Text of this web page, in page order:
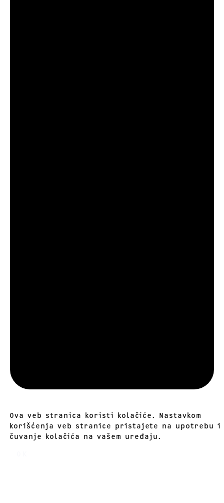
Ova veb stranica koristi kolačiće. Nastavkom
korišćenja veb stranice pristajete na upotrebu i
čuvanje kolačića na vašem uređaju.